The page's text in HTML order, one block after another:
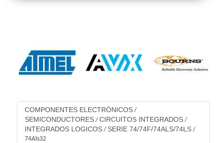
COMPONENTES ELECTRÓNICOS /
SEMICONDUCTORES / CIRCUITOS INTEGRADOS /
INTEGRADOS LOGICOS / SERIE 74/74F/74ALS/74LS /
74Als32